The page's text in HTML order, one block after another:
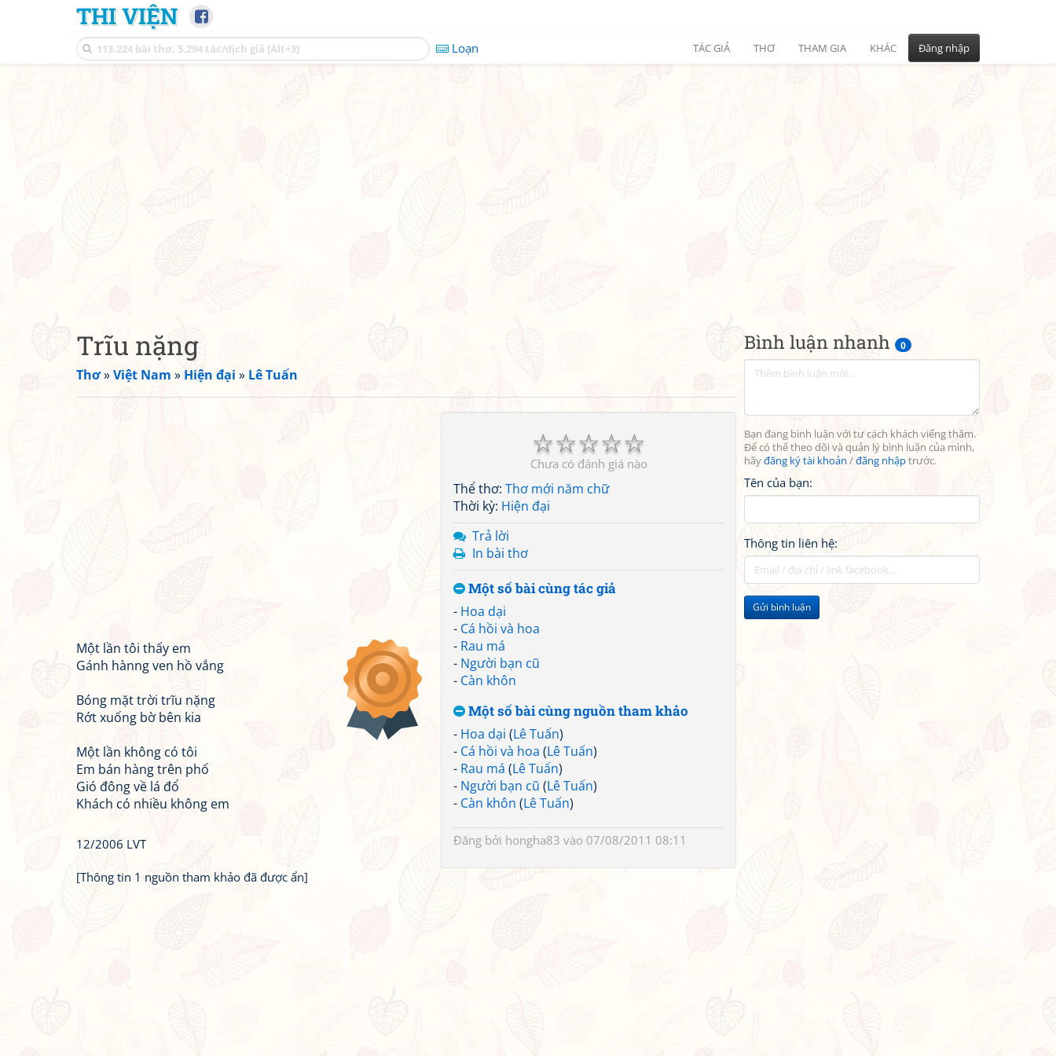
THI VIỆN
Loạn TÁC GIẢ THƠ THAM GIA KHÁC Đăng nhập
Bình luận nhanh 0
Bạn đang bình luận với tư cách khách viếng thăm.
Để có thể theo dõi và quản lý bình luận của mình,
hãyđăng ký tài khoản /đăng nhậptrước.
Tên của bạn:
Thông tin liên hệ:
Gửi bình luận
Trĩu nặng
Thơ»Việt Nam » Hiện đại » Lê Tuấn
☆
☆
☆
☆
☆
Chưa có đánh giá nào
Thể thơ: Thơ mới năm chữ
Thời kỳ: Hiện đại
Trả lời
In bài thơ
Một số bài cùng tác giả
- Hoa dại
- Cá hồi và hoa
- Rau má
- Người bạn cũ
- Càn khôn
Một số bài cùng nguồn tham khảo
- Hoa dại (Lê Tuấn)
- Cá hồi và hoa (Lê Tuấn)
- Rau má (Lê Tuấn)
- Người bạn cũ (Lê Tuấn)
- Càn khôn (Lê Tuấn)
Đăng bởi hongha83 vào 07/08/2011 08:11
Một lần tôi thấy em
Gánh hànng ven hồ vắng
Bóng mặt trời trĩu nặng
Rớt xuống bờ bên kia
Một lần không có tôi
Em bán hàng trên phố
Gió đông về lá đổ
Khách có nhiều không em
12/2006 LVT
[Thông tin 1 nguồn tham khảo đã được ẩn]